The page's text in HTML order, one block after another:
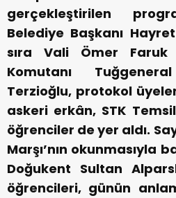
gerçekleştirilen
Belediye Başkanı
sıra Vali Ömer Faruk
Komutanı
Terzioğlu, protokol
askeri erkân, STK
öğrenciler de yer aldı.
Marşı’nın okunmasıyla
Doğukent Sultan
öğrencileri, günün